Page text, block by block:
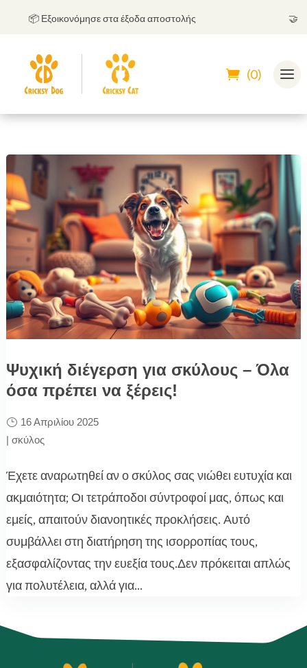
📦 Εξοικονόμησε στα έξοδα αποστολής
(0)
Ψυχική διέγερση για σκύλους – Όλα
όσα πρέπει να ξέρεις!
16 Απριλίου 2025
| σκύλος
Έχετε αναρωτηθεί αν ο σκύλος σας νιώθει ευτυχία και
ακμαιότητα; Οι τετράποδοι σύντροφοί μας, όπως και
εμείς, απαιτούν διανοητικές προκλήσεις. Αυτό
συμβάλλει στη διατήρηση της ισορροπίας τους,
εξασφαλίζοντας την ευεξία τους.Δεν πρόκειται απλώς
για πολυτέλεια, αλλά για...